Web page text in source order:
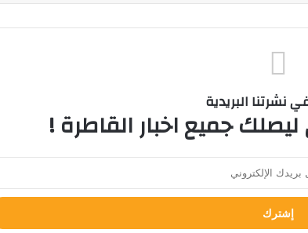
نشرتنا البريدية
ليصلك جميع اخبار القاطرة !